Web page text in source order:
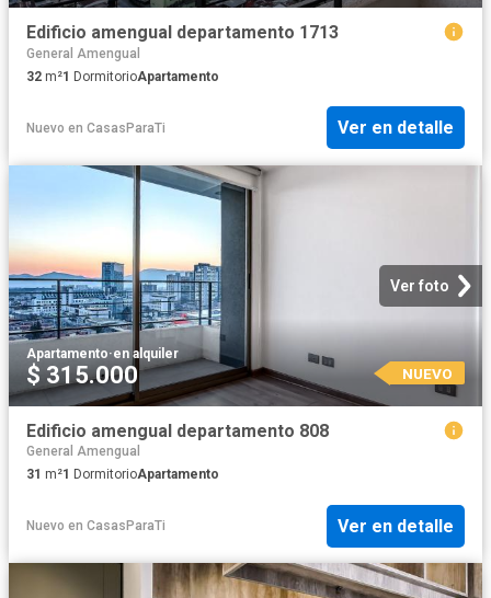
Edificio amengual departamento 1713
General Amengual
32 m²1 DormitorioApartamento
Nuevo en CasasParaTi Ver en detalle
Ver foto
Apartamento·en alquiler
$ 315.000 NUEVO
Edificio amengual departamento 808
General Amengual
31 m²1 DormitorioApartamento
Nuevo en CasasParaTi Ver en detalle